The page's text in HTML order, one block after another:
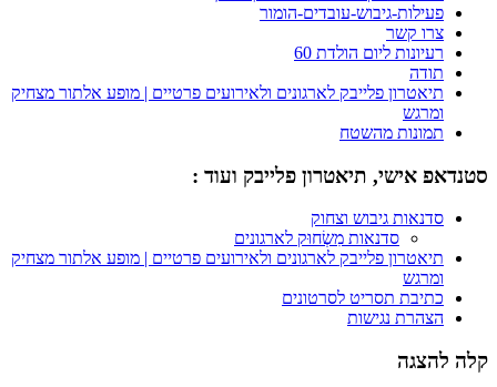
פעילות-גיבוש-עובדים-הומור
צרו קשר
רעיונות ליום הולדת 60
תודה
תיאטרון פלייבק לארגונים ולאירועים פרטיים | מופע אלתור מצחיק
ומרגש
תמונות מהשטח
סטנדאפ אישי, תיאטרון פלייבק ועוד :
סדנאות גיבוש וצחוק
סדנאות מִשְׂחוּק לארגונים
תיאטרון פלייבק לארגונים ולאירועים פרטיים | מופע אלתור מצחיק
ומרגש
כתיבת תסריט לסרטונים
הצהרת נגישות
קלה להצגה